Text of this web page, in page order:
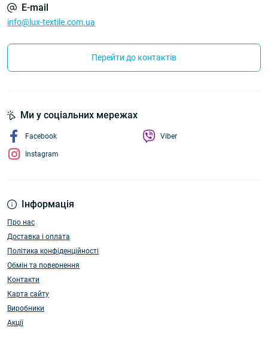
E-mail
info@lux-textile.com.ua
Перейти до контактів
Інформація
Про нас
Доставка і оплата
Політика конфіденційності
Обмін та повернення
Контакти
Карта сайту
Виробники
Акції
Ми у соціальних мережах
Facebook
Instagram
Viber